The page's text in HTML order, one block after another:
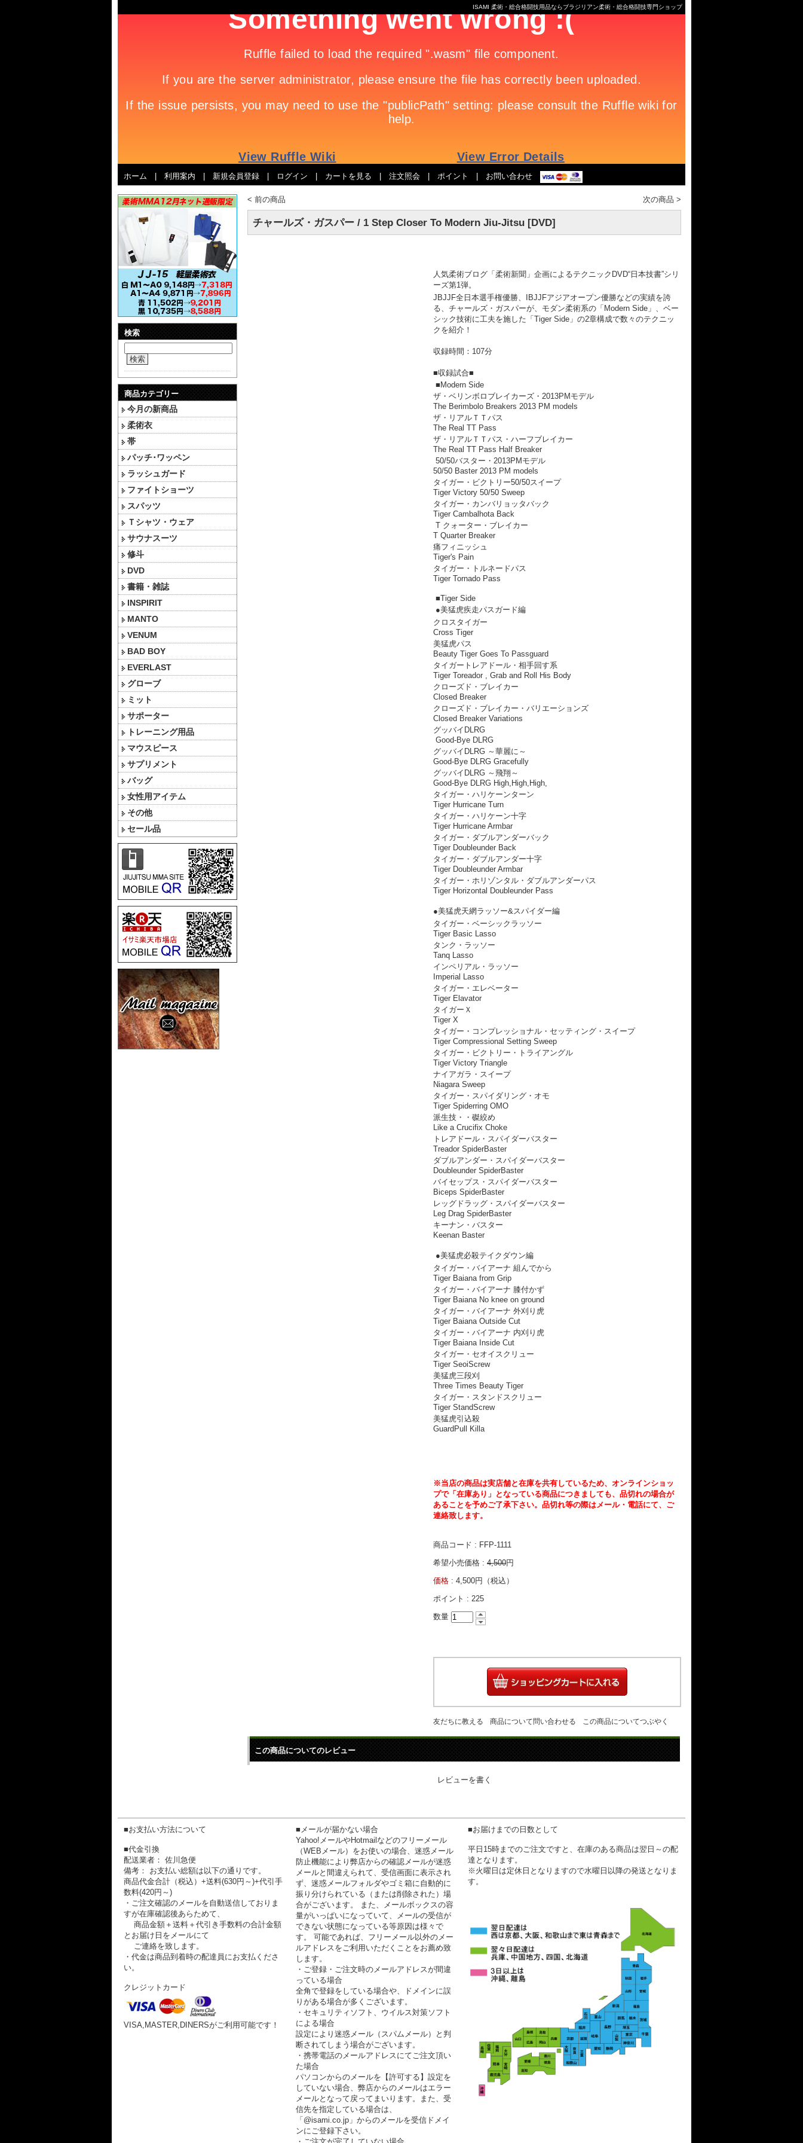
ISAMI 柔術・総合格闘技用品ならブラジリアン柔術・総合格闘技専門ショップ
ホーム 利用案内 新規会員登録 ログイン カートを見る 注文照会 ポイント お問い合わせ
検索
検索
商品カテゴリー
今月の新商品
柔術衣
帯
パッチ･ワッペン
ラッシュガード
ファイトショーツ
スパッツ
Ｔシャツ・ウェア
サウナスーツ
修斗
DVD
書籍・雑誌
INSPIRIT
MANTO
VENUM
BAD BOY
EVERLAST
グローブ
ミット
サポーター
トレーニング用品
マウスピース
サプリメント
バッグ
女性用アイテム
その他
セール品
< 前の商品 次の商品 >
チャールズ・ガスパー / 1 Step Closer To Modern Jiu-Jitsu [DVD]
人気柔術ブログ「柔術新聞」企画によるテクニックDVD“日本技書”シリ
ーズ第1弾。
JBJJF全日本選手権優勝、IBJJFアジアオープン優勝などの実績を誇
る、チャールズ・ガスパーが、モダン柔術系の「Modern Side」、ベー
シック技術に工夫を施した「Tiger Side」の2章構成で数々のテクニッ
クを紹介！
収録時間：107分
■収録試合■
■Modern Side
ザ・ベリンボロブレイカーズ・2013PMモデル
The Berimbolo Breakers 2013 PM models
ザ・リアルＴＴパス
The Real TT Pass
ザ・リアルＴＴパス・ハーフブレイカー
The Real TT Pass Half Breaker
50/50バスター・2013PMモデル
50/50 Baster 2013 PM models
タイガー・ビクトリー50/50スイープ
Tiger Victory 50/50 Sweep
タイガー・カンバリョッタバック
Tiger Cambalhota Back
T クォーター・ブレイカー
T Quarter Breaker
痛フィニッシュ
Tiger's Pain
タイガー・トルネードパス
Tiger Tornado Pass
■Tiger Side
●美猛虎疾走パスガード編
クロスタイガー
Cross Tiger
美猛虎パス
Beauty Tiger Goes To Passguard
タイガートレアドール・相手回す系
Tiger Toreador , Grab and Roll His Body
クローズド・ブレイカー
Closed Breaker
クローズド・ブレイカー・バリエーションズ
Closed Breaker Variations
グッバイDLRG
Good-Bye DLRG
グッバイDLRG ～華麗に～
Good-Bye DLRG Gracefully
グッバイDLRG ～飛翔～
Good-Bye DLRG High,High,High,
タイガー・ハリケーンターン
Tiger Hurricane Turn
タイガー・ハリケーン十字
Tiger Hurricane Armbar
タイガー・ダブルアンダーバック
Tiger Doubleunder Back
タイガー・ダブルアンダー十字
Tiger Doubleunder Armbar
タイガー・ホリゾンタル・ダブルアンダーパス
Tiger Horizontal Doubleunder Pass
●美猛虎天網ラッソー&スパイダー編
タイガー・ベーシックラッソー
Tiger Basic Lasso
タンク・ラッソー
Tanq Lasso
インペリアル・ラッソー
Imperial Lasso
タイガー・エレベーター
Tiger Elavator
タイガーＸ
Tiger X
タイガー・コンプレッショナル・セッティング・スイープ
Tiger Compressional Setting Sweep
タイガー・ビクトリー・トライアングル
Tiger Victory Triangle
ナイアガラ・スイープ
Niagara Sweep
タイガー・スパイダリング・オモ
Tiger Spiderring OMO
派生技・・磔絞め
Like a Crucifix Choke
トレアドール・スパイダーバスター
Treador SpiderBaster
ダブルアンダー・スパイダーバスター
Doubleunder SpiderBaster
バイセップス・スパイダーバスター
Biceps SpiderBaster
レッグドラッグ・スパイダーバスター
Leg Drag SpiderBaster
キーナン・バスター
Keenan Baster
●美猛虎必殺テイクダウン編
タイガー・バイアーナ 組んでから
Tiger Baiana from Grip
タイガー・バイアーナ 膝付かず
Tiger Baiana No knee on ground
タイガー・バイアーナ 外刈り虎
Tiger Baiana Outside Cut
タイガー・バイアーナ 内刈り虎
Tiger Baiana Inside Cut
タイガー・セオイスクリュー
Tiger SeoiScrew
美猛虎三段刈
Three Times Beauty Tiger
タイガー・スタンドスクリュー
Tiger StandScrew
美猛虎引込殺
GuardPull Killa
※当店の商品は実店舗と在庫を共有しているため、オンラインショッ
プで「在庫あり」となっている商品につきましても、品切れの場合が
あることを予めご了承下さい。品切れ等の際はメール・電話にて、ご
連絡致します。
商品コード : FFP-1111
希望小売価格 : 4,500円
価格 : 4,500円（税込）
ポイント : 225
数量
友だちに教える 商品について問い合わせる この商品についてつぶやく
この商品についてのレビュー
レビューを書く
■お支払い方法について
■代金引換
配送業者： 佐川急便
備考： お支払い総額は以下の通りです。
商品代金合計（税込）+送料(630円～)+代引手
数料(420円～)
・ご注文確認のメールを自動送信しておりま
すが在庫確認後あらためて、
商品金額＋送料＋代引き手数料の合計金額
とお届け日をメールにて
ご連絡を致します。
・代金は商品到着時の配達員にお支払くださ
い。
クレジットカード
VISA,MASTER,DINERSがご利用可能です！
■メールが届かない場合
Yahoo!メールやHotmailなどのフリーメール
（WEBメール）をお使いの場合、迷惑メール
防止機能により弊店からの確認メールが迷惑
メールと間違えられて、受信画面に表示され
ず、迷惑メールフォルダやゴミ箱に自動的に
振り分けられている（または削除された）場
合がございます。 また、メールボックスの容
量がいっぱいになっていて、メールの受信が
できない状態になっている等原因は様々で
す。 可能であれば、フリーメール以外のメー
ルアドレスをご利用いただくことをお薦め致
します。
・ご登録・ご注文時のメールアドレスが間違
っている場合
全角で登録をしている場合や、ドメインに誤
りがある場合が多くございます。
・セキュリティソフト、ウイルス対策ソフト
による場合
設定により迷惑メール（スパムメール）と判
断されてしまう場合がございます。
・携帯電話のメールアドレスにてご注文頂い
た場合
パソコンからのメールを【許可する】設定を
していない場合、弊店からのメールはエラー
メールとなって戻ってまいります。また、受
信先を指定している場合は、
「@isami.co.jp」からのメールを受信ドメイ
ンにご登録下さい。
■お届けまでの日数として
平日15時までのご注文ですと、在庫のある商品は翌日～の配
達となります。
※火曜日は定休日となりますので水曜日以降の発送となりま
す。